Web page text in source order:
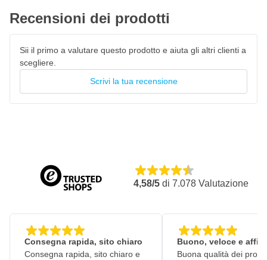
Recensioni dei prodotti
Sii il primo a valutare questo prodotto e aiuta gli altri clienti a
scegliere.
Scrivi la tua recensione
4,58/5 di 7.078 Valutazione
Consegna rapida, sito chiaro
Consegna rapida, sito chiaro e
Buono, veloce e
Buona qualità dei